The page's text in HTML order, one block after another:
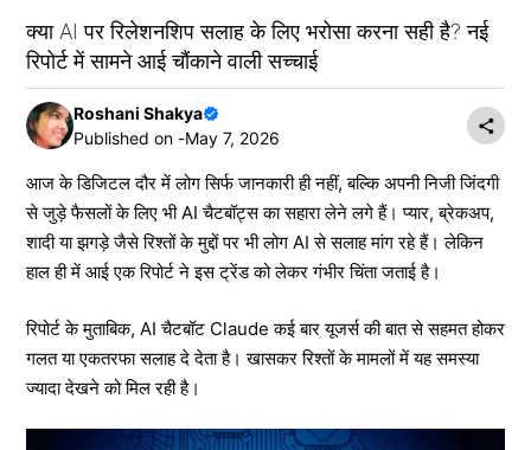
क्या AI पर रिलेशनशिप सलाह के लिए भरोसा करना सही है? नई
रिपोर्ट में सामने आई चौंकाने वाली सच्चाई
Roshani Shakya
Published on -May 7, 2026
आज के डिजिटल दौर में लोग सिर्फ जानकारी ही नहीं, बल्कि अपनी निजी जिंदगी
से जुड़े फैसलों के लिए भी AI चैटबॉट्स का सहारा लेने लगे हैं। प्यार, ब्रेकअप,
शादी या झगड़े जैसे रिश्तों के मुद्दों पर भी लोग AI से सलाह मांग रहे हैं। लेकिन
हाल ही में आई एक रिपोर्ट ने इस ट्रेंड को लेकर गंभीर चिंता जताई है।
रिपोर्ट के मुताबिक, AI चैटबॉट Claude कई बार यूजर्स की बात से सहमत होकर
गलत या एकतरफा सलाह दे देता है। खासकर रिश्तों के मामलों में यह समस्या
ज्यादा देखने को मिल रही है।